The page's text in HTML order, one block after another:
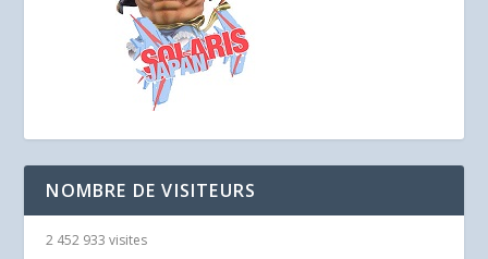
NOMBRE DE VISITEURS
2 452 933 visites